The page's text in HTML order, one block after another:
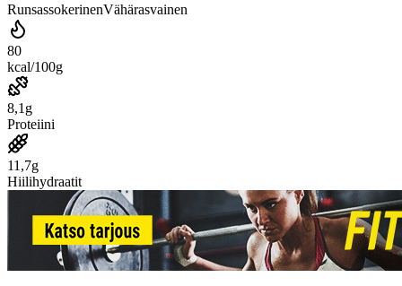
RunsassokerinenVähärasvainen
80
kcal/100g
8,1g
Proteiini
11,7g
Hiilihydraatit